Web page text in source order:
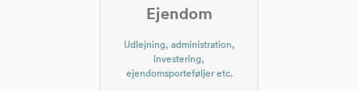
Ejendom
Udlejning, administration,
investering,
ejendomsporteføljer etc.